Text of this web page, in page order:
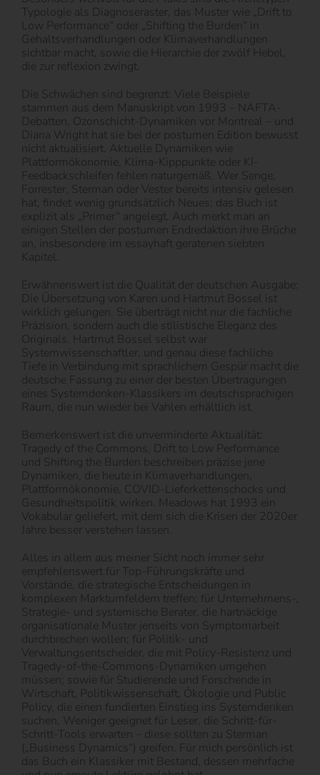
Typologie als Diagnoseraster, das Muster wie „Drift to
Low Performance“ oder „Shifting the Burden“ in
Gehaltsverhandlungen oder Klimaverhandlungen
sichtbar macht, sowie die Hierarchie der zwölf Hebel,
die zur reflexion zwingt.
Die Schwächen sind begrenzt: Viele Beispiele
stammen aus dem Manuskript von 1993 – NAFTA-
Debatten, Ozonschicht-Dynamiken vor Montreal – und
Diana Wright hat sie bei der postumen Edition bewusst
nicht aktualisiert. Aktuelle Dynamiken wie
Plattformökonomie, Klima-Kipppunkte oder KI-
Feedbackschleifen fehlen naturgemäß. Wer Senge,
Forrester, Sterman oder Vester bereits intensiv gelesen
hat, findet wenig grundsätzlich Neues; das Buch ist
explizit als „Primer“ angelegt. Auch merkt man an
einigen Stellen der postumen Endredaktion ihre Brüche
an, insbesondere im essayhaft geratenen siebten
Kapitel.
Erwähnenswert ist die Qualität der deutschen Ausgabe:
Die Übersetzung von Karen und Hartmut Bossel ist
wirklich gelungen. Sie überträgt nicht nur die fachliche
Präzision, sondern auch die stilistische Eleganz des
Originals. Hartmut Bossel selbst war
Systemwissenschaftler, und genau diese fachliche
Tiefe in Verbindung mit sprachlichem Gespür macht die
deutsche Fassung zu einer der besten Übertragungen
eines Systemdenken-Klassikers im deutschsprachigen
Raum, die nun wieder bei Vahlen erhältlich ist.
Bemerkenswert ist die unverminderte Aktualität:
Tragedy of the Commons, Drift to Low Performance
und Shifting the Burden beschreiben präzise jene
Dynamiken, die heute in Klimaverhandlungen,
Plattformökonomie, COVID-Lieferkettenschocks und
Gesundheitspolitik wirken. Meadows hat 1993 ein
Vokabular geliefert, mit dem sich die Krisen der 2020er
Jahre besser verstehen lassen.
Alles in allem aus meiner Sicht noch immer sehr
empfehlenswert für Top-Führungskräfte und
Vorstände, die strategische Entscheidungen in
komplexen Marktumfeldern treffen; für Unternehmens-,
Strategie- und systemische Berater, die hartnäckige
organisationale Muster jenseits von Symptomarbeit
durchbrechen wollen; für Politik- und
Verwaltungsentscheider, die mit Policy-Resistenz und
Tragedy-of-the-Commons-Dynamiken umgehen
müssen; sowie für Studierende und Forschende in
Wirtschaft, Politikwissenschaft, Ökologie und Public
Policy, die einen fundierten Einstieg ins Systemdenken
suchen. Weniger geeignet für Leser, die Schritt-für-
Schritt-Tools erwarten – diese sollten zu Sterman
(„Business Dynamics“) greifen. Für mich persönlich ist
das Buch ein Klassiker mit Bestand, dessen mehrfache